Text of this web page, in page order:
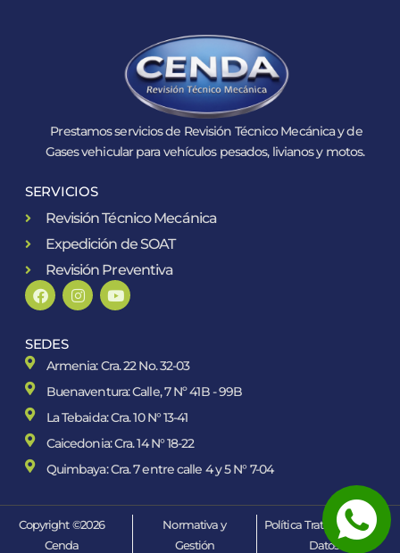
Prestamos servicios de Revisión Técnico Mecánica y de
Gases vehicular para vehículos pesados, livianos y motos.
SERVICIOS
Revisión Técnico Mecánica
Expedición de SOAT
Revisión Preventiva
SEDES
Armenia: Cra. 22 No. 32-03
Buenaventura: Calle, 7 Nº 41B - 99B
La Tebaida: Cra. 10 N° 13-41
Caicedonia: Cra. 14 N° 18-22
Quimbaya: Cra. 7 entre calle 4 y 5 N° 7-04
Copyright ©2026
Cenda
Normativa y
Gestión
Política Tratamiento de
Datos